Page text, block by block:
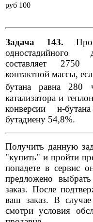
pуб 100
Задача 143.
одностадийного
составляет
контактной массы,
бутана равна 280
катализатора и
конверсии н-
бутадиену 54,8%.
Получить данную
"купить" и пройти
попадете в сервис
предложено
заказ. После
ваш заказ. В случае
смотри условия